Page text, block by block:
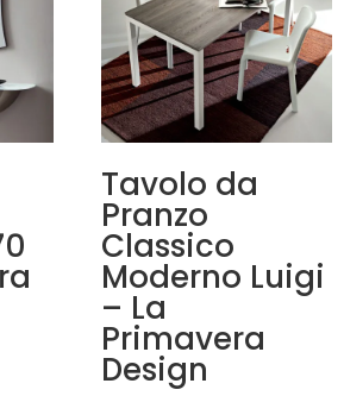
Tavolo da
Pranzo
Classico
Moderno Luigi
– La
Primavera
Design